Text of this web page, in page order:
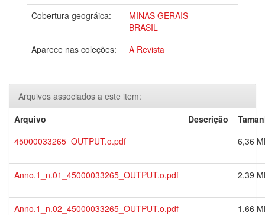
Cobertura geográica:
MINAS GERAIS
BRASIL
Aparece nas coleções:
A Revista
Arquivos associados a este item:
Arquivo
Descrição
45000033265_OUTPUT.o.pdf
6,36
Anno.1_n.01_45000033265_OUTPUT.o.pdf 2,39
Anno.1_n.02_45000033265_OUTPUT.o.pdf 1,66